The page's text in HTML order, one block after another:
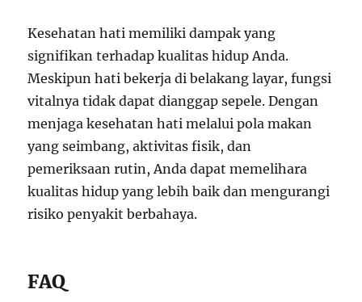
Kesehatan hati memiliki dampak yang
signifikan terhadap kualitas hidup Anda.
Meskipun hati bekerja di belakang layar, fungsi
vitalnya tidak dapat dianggap sepele. Dengan
menjaga kesehatan hati melalui pola makan
yang seimbang, aktivitas fisik, dan
pemeriksaan rutin, Anda dapat memelihara
kualitas hidup yang lebih baik dan mengurangi
risiko penyakit berbahaya.
FAQ